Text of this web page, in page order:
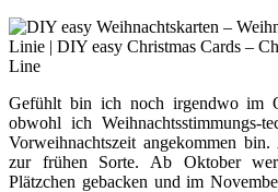
Gefühlt bin ich noch irgendwo im
obwohl ich Weihnachtsstimmungs-
Vorweihnachtszeit angekommen
zur frühen Sorte. Ab Oktober
Plätzchen gebacken und im